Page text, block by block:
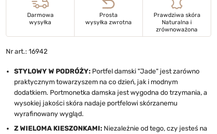
Darmowa
wysyłka
Prosta
wysyłka zwrotna
Prawdziwa skóra
Naturalna i
zrównoważona
Nr art.: 16942
STYLOWY W PODRÓŻY: Portfel damski "Jade" jest zarówno
praktycznym towarzyszem na co dzień, jak i modnym
dodatkiem. Portmonetka damska jest wygodna do trzymania, a
wysokiej jakości skóra nadaje portfelowi skórzanemu
wyrafinowany wygląd.
Z WIELOMA KIESZONKAMI: Niezależnie od tego, czy jesteś na